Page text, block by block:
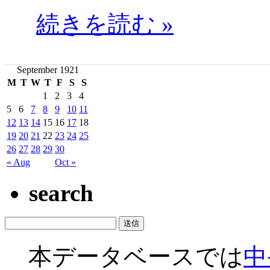
続きを読む »
September 1921
M T W T F S S
« Aug Oct »
1 2 3
4
5
6 7 8 9 10 11
12 13 14 15 16 17 18
19 20 21 22 23 24 25
26 27 28 29 30
search
本データベースでは